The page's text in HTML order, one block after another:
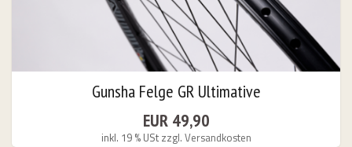
Gunsha Felge GR Ultimative
EUR 49,90
inkl. 19 % USt zzgl. Versandkosten